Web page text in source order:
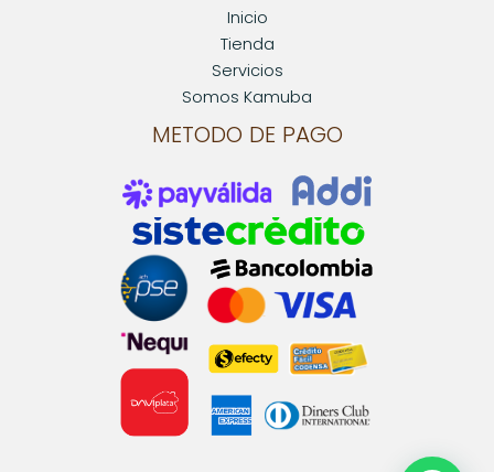
Inicio
Tienda
Servicios
Somos Kamuba
METODO DE PAGO